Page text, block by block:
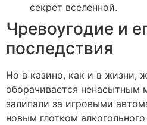
секрет вселенной.
Чревоугодие и
последствия
Но в казино, как и в жизни,
оборачивается
залипали за игровыми
новым глотком